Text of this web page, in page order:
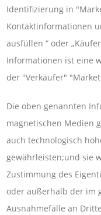
Identifizierung in
Kontaktinformationen
ausfüllen “ oder
Informationen ist eine
der "Verkäufer"
Die oben genannten
magnetischen Medien
auch technologisch
gewährleisten;und sie
Zustimmung des
oder außerhalb der im
Ausnahmefälle an